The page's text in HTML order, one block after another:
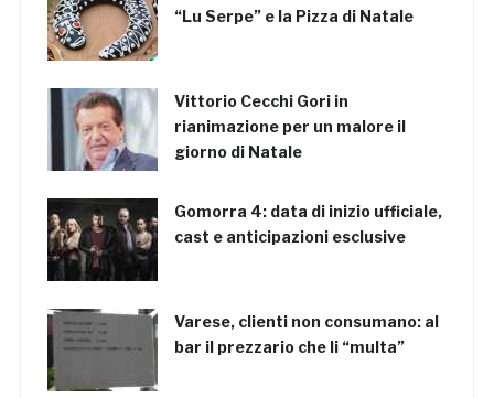
“Lu Serpe” e la Pizza di Natale
Vittorio Cecchi Gori in
rianimazione per un malore il
giorno di Natale
Gomorra 4: data di inizio ufficiale,
cast e anticipazioni esclusive
Varese, clienti non consumano: al
bar il prezzario che li “multa”